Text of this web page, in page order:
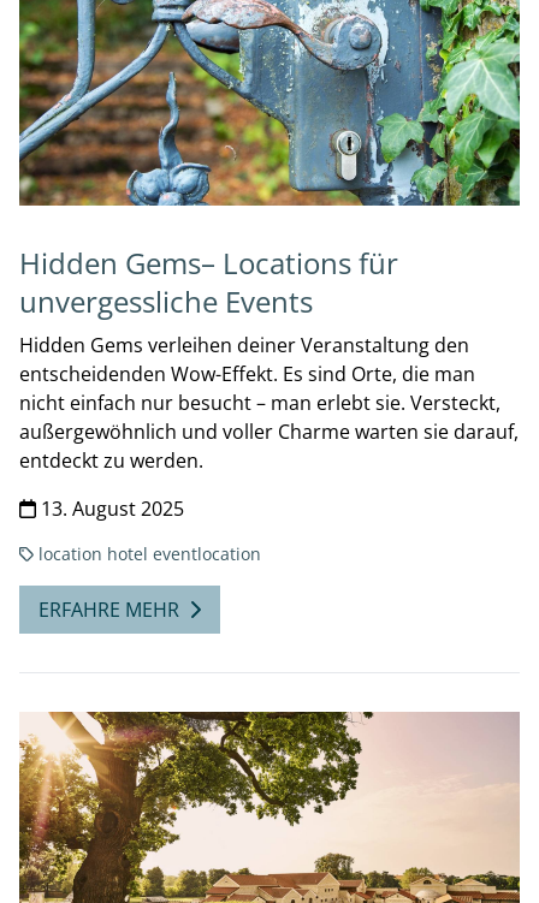
Hidden Gems– Locations für
unvergessliche Events
Hidden Gems verleihen deiner Veranstaltung den
entscheidenden Wow-Effekt. Es sind Orte, die man
nicht einfach nur besucht – man erlebt sie. Versteckt,
außergewöhnlich und voller Charme warten sie darauf,
entdeckt zu werden.
13. August 2025
location hotel eventlocation
ERFAHRE MEHR